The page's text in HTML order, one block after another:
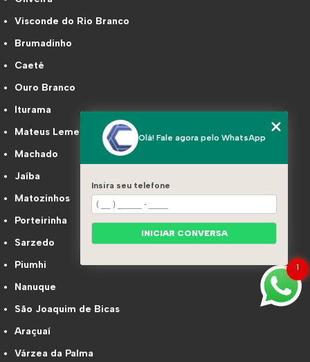
Visconde do Rio Branco
Brumadinho
Caeté
Ouro Branco
Iturama
Mateus Leme
Machado
Jaíba
Matozinhos
Porteirinha
Sarzedo
Piumhi
Nanuque
São Joaquim de Bicas
Araçuaí
Várzea da Palma
1
Olá! Fale agora pelo WhatsApp
Insira seu telefone
INICIAR CONVERSA